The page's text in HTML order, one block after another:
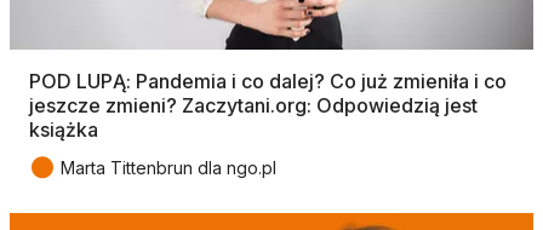
POD LUPĄ: Pandemia i co dalej? Co już zmieniła i co
jeszcze zmieni? Zaczytani.org: Odpowiedzią jest
książka
● Marta Tittenbrun dla ngo.pl